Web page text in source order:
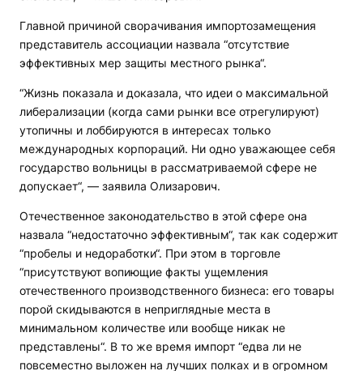
Главной причиной сворачивания импортозамещения
представитель ассоциации назвала “отсутствие
эффективных мер защиты местного рынка“.
“Жизнь показала и доказала, что идеи о максимальной
либерализации (когда сами рынки все отрегулируют)
утопичны и лоббируются в интересах только
международных корпораций. Ни одно уважающее себя
государство вольницы в рассматриваемой сфере не
допускает“, — заявила Олизарович.
Отечественное законодательство в этой сфере она
назвала “недостаточно эффективным“, так как содержит
“пробелы и недоработки“. При этом в торговле
“присутствуют вопиющие факты ущемления
отечественного производственного бизнеса: его товары
порой скидываются в неприглядные места в
минимальном количестве или вообще никак не
представлены“. В то же время импорт “едва ли не
повсеместно выложен на лучших полках и в огромном